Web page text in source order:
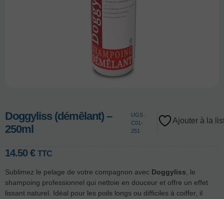
Doggyliss (démêlant) –
250ml
UGS :
C01-
251
Ajouter à la
14.50 € TTC
Sublimez le pelage de votre compagnon avec Doggyliss, le
shampoing professionnel qui nettoie en douceur et offre un effet
lissant naturel. Idéal pour les poils longs ou difficiles à coiffer, il